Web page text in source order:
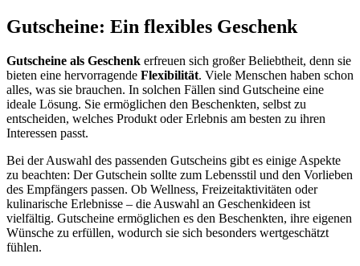
Gutscheine: Ein flexibles Geschenk
Gutscheine als Geschenk erfreuen sich großer Beliebtheit, denn sie
bieten eine hervorragende Flexibilität. Viele Menschen haben schon
alles, was sie brauchen. In solchen Fällen sind Gutscheine eine
ideale Lösung. Sie ermöglichen den Beschenkten, selbst zu
entscheiden, welches Produkt oder Erlebnis am besten zu ihren
Interessen passt.
Bei der Auswahl des passenden Gutscheins gibt es einige Aspekte
zu beachten: Der Gutschein sollte zum Lebensstil und den Vorlieben
des Empfängers passen. Ob Wellness, Freizeitaktivitäten oder
kulinarische Erlebnisse – die Auswahl an Geschenkideen ist
vielfältig. Gutscheine ermöglichen es den Beschenkten, ihre eigenen
Wünsche zu erfüllen, wodurch sie sich besonders wertgeschätzt
fühlen.